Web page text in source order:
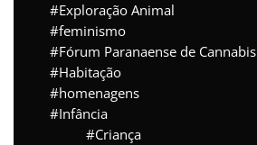
Exploração Animal
feminismo
Fórum Paranaense de Cannabis
Habitação
homenagens
Infância
Criança